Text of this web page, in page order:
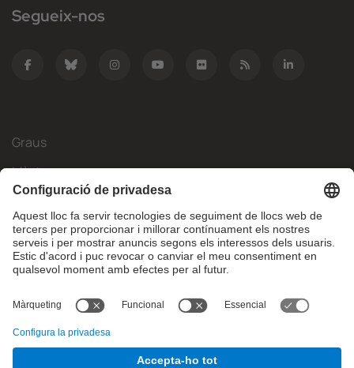
Segueix-nos
Graus
Màsters
Mobilitat Internacional
Recerca
Empresa
Què necessites?